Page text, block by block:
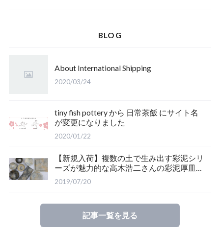
BLOG
About International Shipping
2020/03/24
tiny fish pottery から 日常茶飯 にサイト名
が変更になりました
2020/01/22
【新規入荷】複数の土で生み出す彩泥シリ
ーズが魅力的な高木浩二さんの彩泥厚皿を
ご紹介
2019/07/20
記事一覧を見る